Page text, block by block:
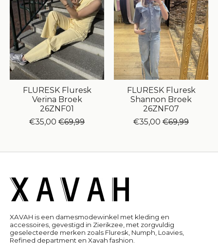
FLURESK Fluresk
Verina Broek
26ZNF01
€35,00 €69,99
FLURESK Fluresk
Shannon Broek
26ZNF07
€35,00 €69,99
XAVAH is een damesmodewinkel met kleding en
accessoires, gevestigd in Zierikzee, met zorgvuldig
geselecteerde merken zoals Fluresk, Numph, Loavies,
Refined department en Xavah fashion.